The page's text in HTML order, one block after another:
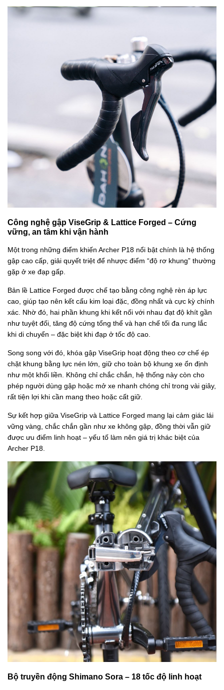
Công nghệ gập ViseGrip & Lattice Forged – Cứng
vững, an tâm khi vận hành
Một trong những điểm khiến Archer P18 nổi bật chính là hệ thống
gập cao cấp, giải quyết triệt để nhược điểm “độ rơ khung” thường
gặp ở xe đạp gấp.
Bản lề Lattice Forged được chế tạo bằng công nghệ rèn áp lực
cao, giúp tạo nên kết cấu kim loại đặc, đồng nhất và cực kỳ chính
xác. Nhờ đó, hai phần khung khi kết nối với nhau đạt độ khít gần
như tuyệt đối, tăng độ cứng tổng thể và hạn chế tối đa rung lắc
khi di chuyển – đặc biệt khi đạp ở tốc độ cao.
Song song với đó, khóa gập ViseGrip hoạt động theo cơ chế ép
chặt khung bằng lực nén lớn, giữ cho toàn bộ khung xe ổn định
như một khối liền. Không chỉ chắc chắn, hệ thống này còn cho
phép người dùng gập hoặc mở xe nhanh chóng chỉ trong vài giây,
rất tiện lợi khi cần mang theo hoặc cất giữ.
Sự kết hợp giữa ViseGrip và Lattice Forged mang lại cảm giác lái
vững vàng, chắc chắn gần như xe không gập, đồng thời vẫn giữ
được ưu điểm linh hoạt – yếu tố làm nên giá trị khác biệt của
Archer P18.
Bộ truyền động Shimano Sora – 18 tốc độ linh hoạt